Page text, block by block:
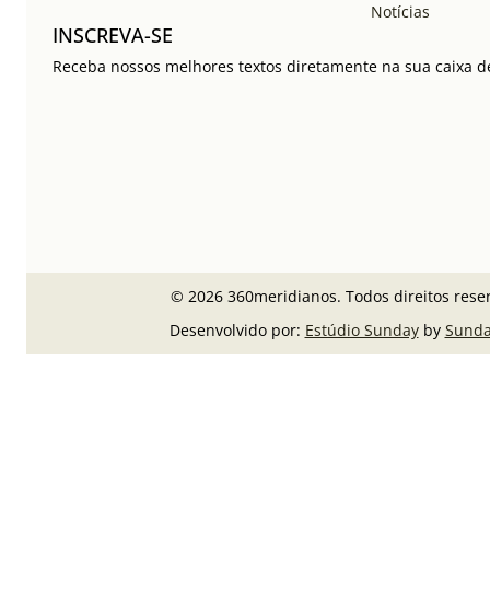
Notícias
INSCREVA-SE
Receba nossos melhores textos diretamente na sua caixa
© 2026 360meridianos. Todos direitos
Desenvolvido por: Estúdio Sundayby